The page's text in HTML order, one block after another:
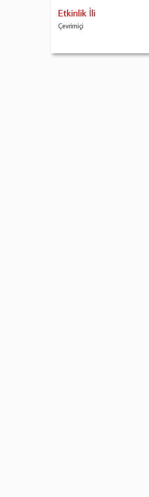
Etkinlik İli
Çevrimiçi